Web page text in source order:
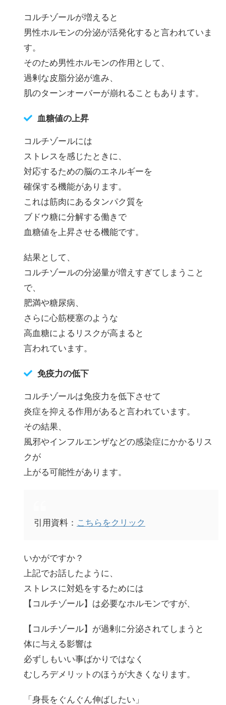
コルチゾールが増えると
男性ホルモンの分泌が活発化すると言われていま
す。
そのため男性ホルモンの作用として、
過剰な皮脂分泌が進み、
肌のターンオーバーが崩れることもあります。
血糖値の上昇
コルチゾールには
ストレスを感じたときに、
対応するための脳のエネルギーを
確保する機能があります。
これは筋肉にあるタンパク質を
ブドウ糖に分解する働きで
血糖値を上昇させる機能です。
結果として、
コルチゾールの分泌量が増えすぎてしまうこと
で、
肥満や糖尿病、
さらに心筋梗塞のような
高血糖によるリスクが高まると
言われています。
免疫力の低下
コルチゾールは免疫力を低下させて
炎症を抑える作用があると言われています。
その結果、
風邪やインフルエンザなどの感染症にかかるリス
クが
上がる可能性があります。
引用資料： こちらをクリック
いかがですか？
上記でお話したように、
ストレスに対処をするためには
【コルチゾール】は必要なホルモンですが、
【コルチゾール】が過剰に分泌されてしまうと
体に与える影響は
必ずしもいい事ばかりではなく
むしろデメリットのほうが大きくなります。
「身長をぐんぐん伸ばしたい」